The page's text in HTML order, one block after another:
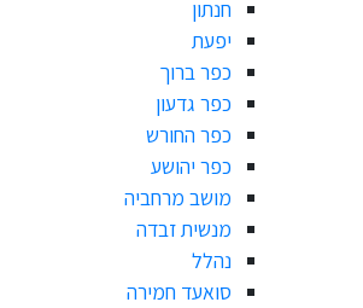
חנתון
יפעת
כפר ברוך
כפר גדעון
כפר החורש
כפר יהושע
מושב מרחביה
מנשית זבדה
נהלל
סואעד חמירה